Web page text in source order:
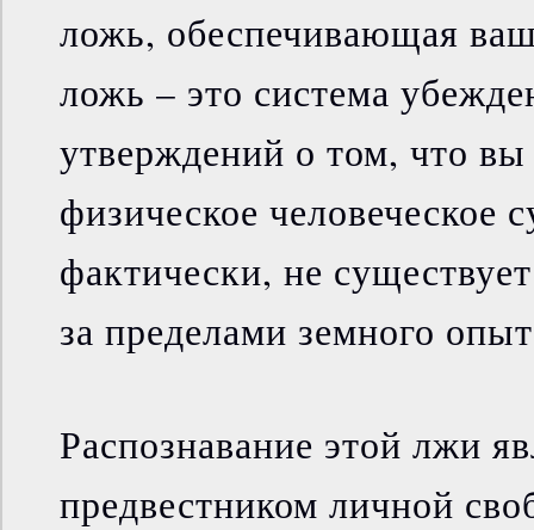
ложь, обеспечивающая
ложь – это система
утверждений о том, что
физическое человеческое
фактически, не
за пределами земного
Распознавание этой лжи
предвестником личной